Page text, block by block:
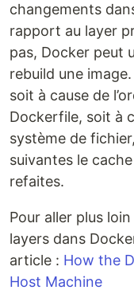
changements
rapport au layer
pas, Docker peut
rebuild une
soit à cause de
Dockerfile, soit à
système de
suivantes le
refaites.
Pour aller plus
layers dans
article : How the
Host Machine